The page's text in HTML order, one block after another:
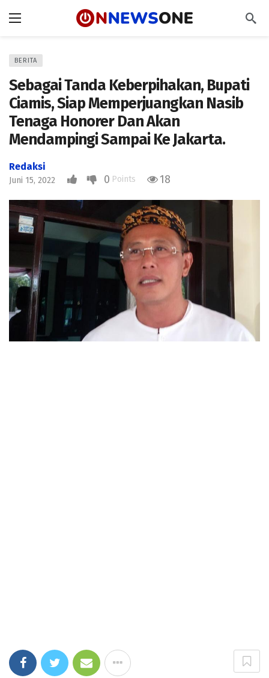
BERITA
Sebagai Tanda Keberpihakan, Bupati
Ciamis, Siap Memperjuangkan Nasib
Tenaga Honorer Dan Akan
Mendampingi Sampai Ke Jakarta.
Redaksi
Juni 15, 2022 0 Points 18